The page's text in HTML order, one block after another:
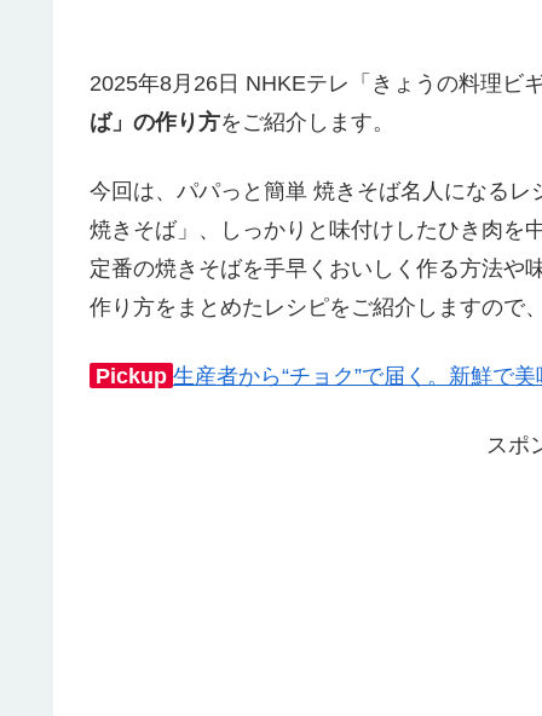
2025年8月26日 NHKEテレ「きょうの料理ビ
ば」の作り方をご紹介します。
今回は、パパっと簡単 焼きそば名人になる
焼きそば」、しっかりと味付けしたひき肉を
定番の焼きそばを手早くおいしく作る方法や
作り方をまとめたレシピをご紹介しますので
Pickup 生産者から“チョク”で届く。新鮮で
スポ